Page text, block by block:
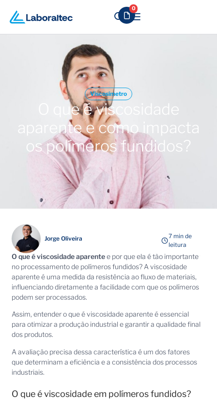
0
Viscosímetro
O que é viscosidade
aparente e como impacta
os polímeros fundidos?
Jorge Oliveira
7 min de
leitura
O que é viscosidade aparentee por que ela é tão importante
no processamento de polímeros fundidos? A viscosidade
aparente é uma medida da resistência ao fluxo de materiais,
influenciando diretamente a facilidade com que os polímeros
podem ser processados.
Assim, entender o que é viscosidade aparente é essencial
para otimizar a produção industrial e garantir a qualidade final
dos produtos.
A avaliação precisa dessa característica é um dos fatores
que determinam a eficiência e a consistência dos processos
industriais.
O que é viscosidade em polímeros fundidos?